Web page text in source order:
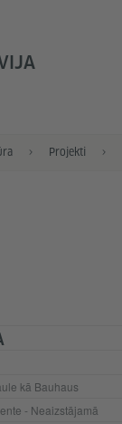
Projekti
kā Bauhaus
- Neaizstājamā